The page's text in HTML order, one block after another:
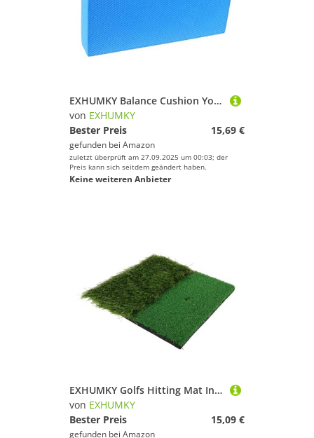
EXHUMKY Balance Cushion Yoga Matte Rutschfestes Kissen Dicke Trainingsmatte für Fitness und Yoga Vielseitig Einsetzbar Pflegeleicht Langlebig für Junge Mädchen und Erwachsene
von EXHUMKY
Bester Preis
15,69 €
gefunden bei Amazon
zuletzt überprüft am 27.09.2025 um 00:03; der
Preis kann sich seitdem geändert haben.
Keine weiteren Anbieter
EXHUMKY Golfs Hitting Mat Indoor Golf Trainingsmatte aus Langlebigem Material Doppelseitiger Kunstrasen Kompakt und Tragbar für Präzises Kurzspiel Geeignet für Zuhause Büro und Garten
von EXHUMKY
Bester Preis
15,09 €
gefunden bei Amazon